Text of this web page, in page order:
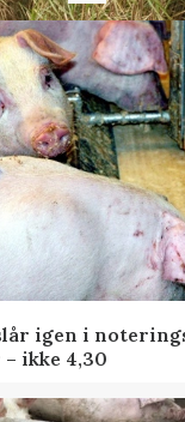
igen i
ikke 4,30